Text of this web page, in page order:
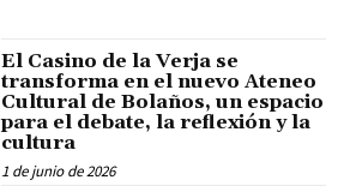
El Casino de la Verja se
transforma en el nuevo Ateneo
Cultural de Bolaños, un espacio
para el debate, la reflexión y la
cultura
1 de junio de 2026